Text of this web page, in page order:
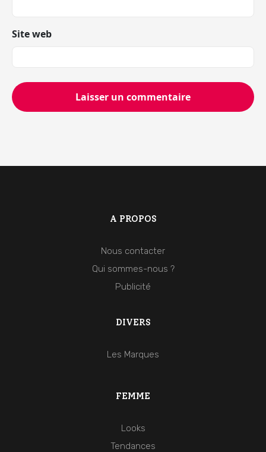
Site web
FEMME
Looks
Tendances
A PROPOS
Nous contacter
Qui sommes-nous ?
Publicité
DIVERS
Les Marques